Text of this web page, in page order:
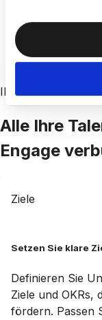
INTEGRIERTES
Alle Ihre
Engage
Ziele
Setzen Sie klare
Definieren Sie
Ziele und OKRs,
fördern. Passen